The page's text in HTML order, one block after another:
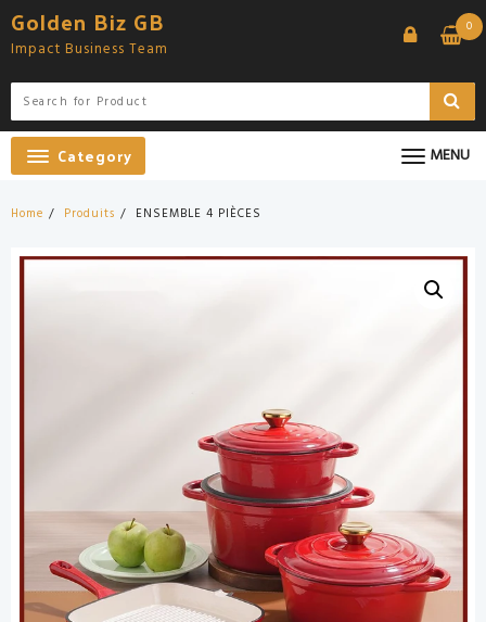
Skip
to
content
Golden Biz GB
Impact Business Team
0
Category MENU
Home Produits ENSEMBLE 4 PIÈCES